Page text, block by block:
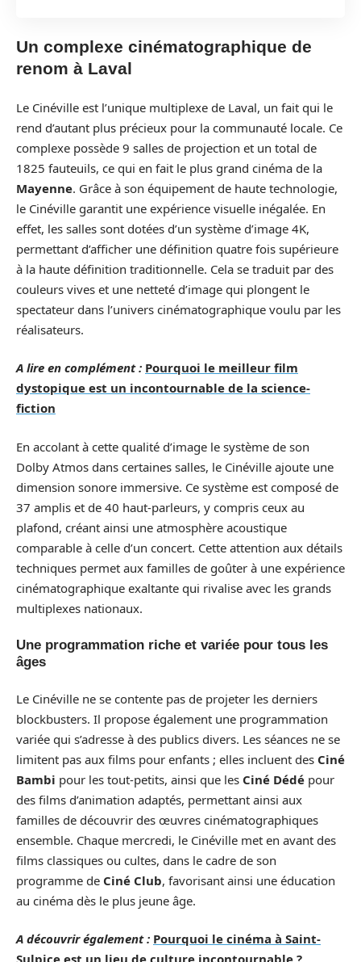
Un complexe cinématographique de
renom à Laval
Le Cinéville est l’unique multiplexe de Laval, un fait qui le
rend d’autant plus précieux pour la communauté locale. Ce
complexe possède 9 salles de projection et un total de
1825 fauteuils, ce qui en fait le plus grand cinéma de la
Mayenne. Grâce à son équipement de haute technologie,
le Cinéville garantit une expérience visuelle inégalée. En
effet, les salles sont dotées d’un système d’image 4K,
permettant d’afficher une définition quatre fois supérieure
à la haute définition traditionnelle. Cela se traduit par des
couleurs vives et une netteté d’image qui plongent le
spectateur dans l’univers cinématographique voulu par les
réalisateurs.
A lire en complément : Pourquoi le meilleur film
dystopique est un incontournable de la science-
fiction
En accolant à cette qualité d’image le système de son
Dolby Atmos dans certaines salles, le Cinéville ajoute une
dimension sonore immersive. Ce système est composé de
37 amplis et de 40 haut-parleurs, y compris ceux au
plafond, créant ainsi une atmosphère acoustique
comparable à celle d’un concert. Cette attention aux détails
techniques permet aux familles de goûter à une expérience
cinématographique exaltante qui rivalise avec les grands
multiplexes nationaux.
Une programmation riche et variée pour tous les
âges
Le Cinéville ne se contente pas de projeter les derniers
blockbusters. Il propose également une programmation
variée qui s’adresse à des publics divers. Les séances ne se
limitent pas aux films pour enfants ; elles incluent des Ciné
Bambi pour les tout-petits, ainsi que les Ciné Dédé pour
des films d’animation adaptés, permettant ainsi aux
familles de découvrir des œuvres cinématographiques
ensemble. Chaque mercredi, le Cinéville met en avant des
films classiques ou cultes, dans le cadre de son
programme de Ciné Club, favorisant ainsi une éducation
au cinéma dès le plus jeune âge.
A découvrir également : Pourquoi le cinéma à Saint-
Sulpice est un lieu de culture incontournable ?